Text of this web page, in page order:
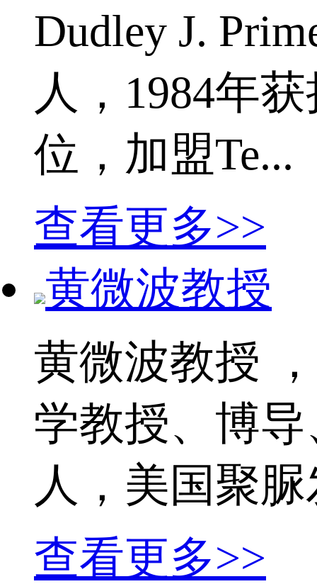
Dudley J.
人，1984年
位，加盟Te...
查看更多>>
黄微波教授
黄微波教授
学教授、博
人，美国聚
查看更多>>